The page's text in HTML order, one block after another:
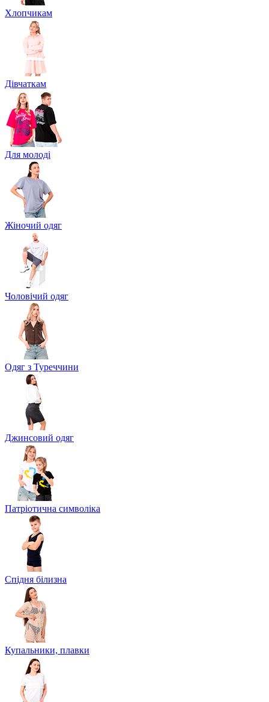
Хлопчикам
Дівчаткам
Для молоді
Жіночий одяг
Чоловічий одяг
Одяг з Туреччини
Джинсовий одяг
Патріотична символіка
Спідня білизна
Купальники, плавки